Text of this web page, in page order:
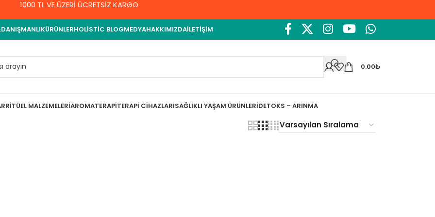
1000 TL VE ÜZERİ ÜCRETSİZ KARGO
ÜRÜNLERHOLISTIC BLOGMEDYAHAKKIMIZDAİLETIŞIM
0.00₺
RITÜEL MALZEMELERIAROMATERAPITERAPI CIHAZLARISAĞLIKLI YAŞAM ÜRÜNLERIDETOKS – ARINMA